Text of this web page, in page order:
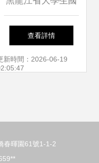
際藝術節暨北美藝
術家文化交流（民
查看詳情
新時間：2026-06-19
春暉園61號1-1-2